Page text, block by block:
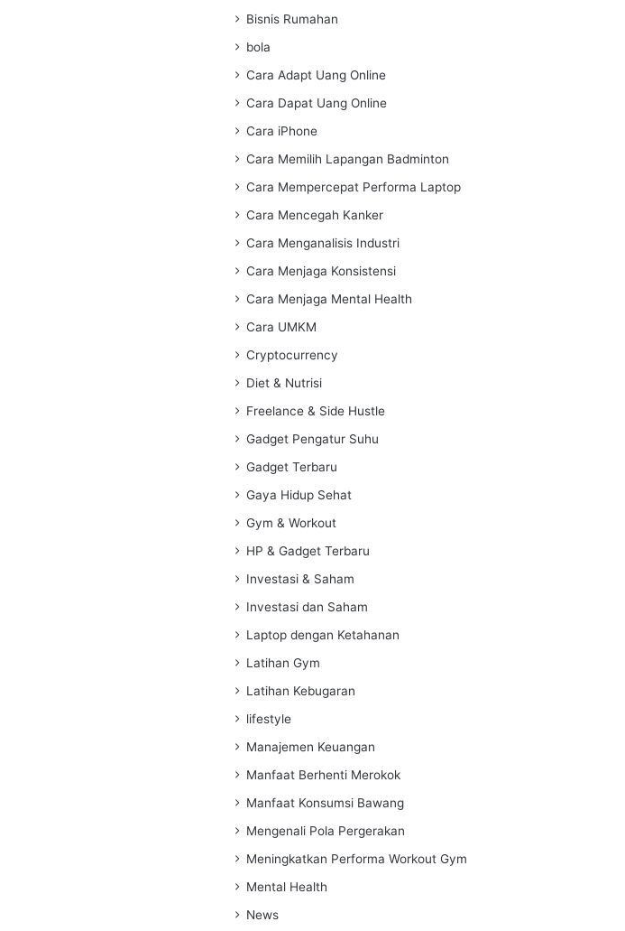
Bisnis Rumahan
bola
Cara Adapt Uang Online
Cara Dapat Uang Online
Cara iPhone
Cara Memilih Lapangan Badminton
Cara Mempercepat Performa Laptop
Cara Mencegah Kanker
Cara Menganalisis Industri
Cara Menjaga Konsistensi
Cara Menjaga Mental Health
Cara UMKM
Cryptocurrency
Diet & Nutrisi
Freelance & Side Hustle
Gadget Pengatur Suhu
Gadget Terbaru
Gaya Hidup Sehat
Gym & Workout
HP & Gadget Terbaru
Investasi & Saham
Investasi dan Saham
Laptop dengan Ketahanan
Latihan Gym
Latihan Kebugaran
lifestyle
Manajemen Keuangan
Manfaat Berhenti Merokok
Manfaat Konsumsi Bawang
Mengenali Pola Pergerakan
Meningkatkan Performa Workout Gym
Mental Health
News